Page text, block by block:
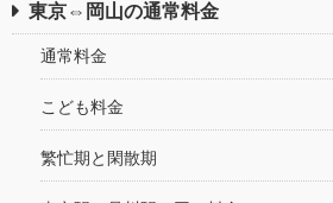
東京⇔岡山の通常料金
通常料金
こども料金
繁忙期と閑散期